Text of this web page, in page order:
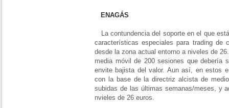
ENAGÁS
La contundencia del soporte en el que
características especiales para trading de
desde la zona actual entorno a niveles de
media móvil de 200 sesiones que debería
envite bajista del valor. Aun así, en estos
con la base de la directriz alcista de
subidas de las últimas semanas/meses, y
nvieles de 26 euros.